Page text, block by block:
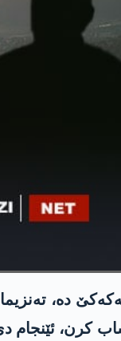
ده‌،
كرن، ئێنجام